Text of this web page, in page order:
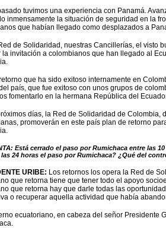
tuvimos una experiencia con Panamá.
inmensamente la situación de seguridad en la
que habían llegado como desplazados a
de Solidaridad, nuestras Cancillerías, el visto
la invitación a colombianos que han llegado al
que ha sido exitoso internamente en
país, que fue exitoso con unos grupos de
fomentarlo en la hermana República del
días, la Red de Solidaridad de
promoverán en este país plan de retorno
Está cerrado el paso por Rumichaca entre las
24 horas el paso por Rumichaca? ¿Qué del
URIBE: Los retornos los opera la Red de
que retorna tiene que tener todo el apoyo
que retorna hay que darle todas las
o recuperar aquella actividad que había
ecuatoriano, en cabeza del señor Presidente